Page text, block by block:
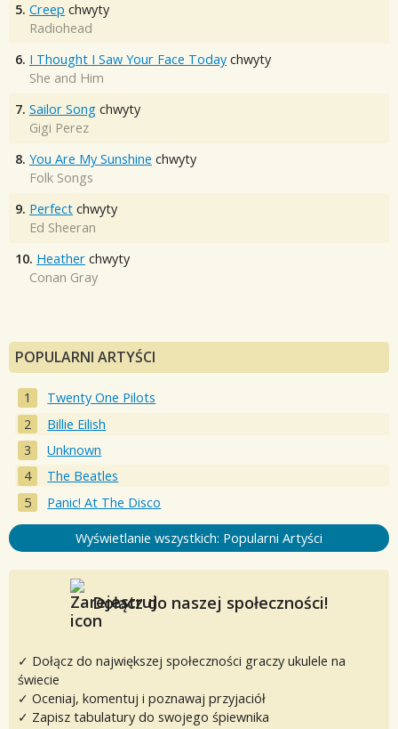
5. Creep chwyty
Radiohead
6. I Thought I Saw Your Face Today chwyty
She and Him
7. Sailor Song chwyty
Gigi Perez
8. You Are My Sunshine chwyty
Folk Songs
9. Perfect chwyty
Ed Sheeran
10. Heather chwyty
Conan Gray
POPULARNI ARTYŚCI
Twenty One Pilots
Billie Eilish
Unknown
The Beatles
Panic! At The Disco
Wyświetlanie wszystkich: Popularni Artyści
Dołącz do naszej społeczności!
✓ Dołącz do największej społeczności graczy ukulele na
świecie
✓ Oceniaj, komentuj i poznawaj przyjaciół
✓ Zapisz tabulatury do swojego śpiewnika